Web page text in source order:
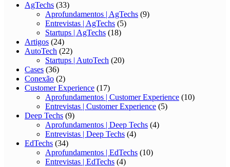
AgTechs (33)
Aprofundamentos | AgTechs (9)
Entrevistas | AgTechs (5)
Startups | AgTechs (18)
Artigos (24)
AutoTech (22)
Startups | AutoTech (20)
Cases (36)
Conexão (2)
Customer Experience (17)
Aprofundamentos | Customer Experience (10)
Entrevistas | Customer Experience (5)
Deep Techs (9)
Aprofundamentos | Deep Techs (4)
Entrevistas | Deep Techs (4)
EdTechs (34)
Aprofundamentos | EdTechs (10)
Entrevistas | EdTechs (4)